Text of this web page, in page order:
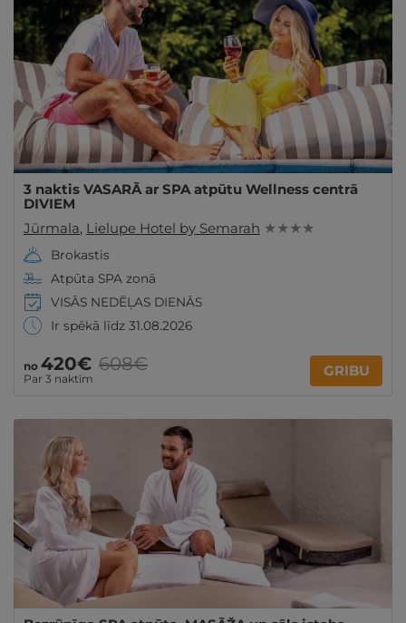
3 naktis VASARĀ ar SPA atpūtu Wellness centrā
DIVIEM
Jūrmala, Lielupe Hotel by Semarah ★ ★ ★ ★
Brokastis
Atpūta SPA zonā
VISĀS NEDĒĻAS DIENĀS
Ir spēkā līdz 31.08.2026
no 420€
Par 3 naktīm
608€ GRIBU